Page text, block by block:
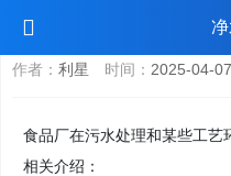
食品厂用聚合氯化铝
作者： 利星 时间： 2025-04-
食品厂在污水处理和某些工艺
相关介绍：